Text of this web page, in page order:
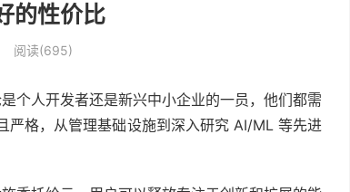
的性价比
阅读(695)
个人开发者还是新兴中小企​​业的一员，他们都需
严格，从管理基础设施到深入研究 AI/ML 等先进